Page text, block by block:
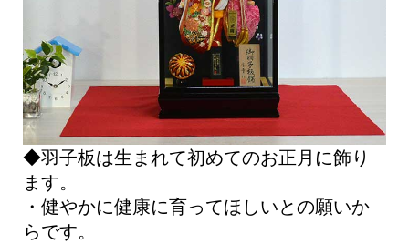
◆羽子板は生まれて初めてのお正月に飾り
ます。
・健やかに健康に育ってほしいとの願いか
らです。